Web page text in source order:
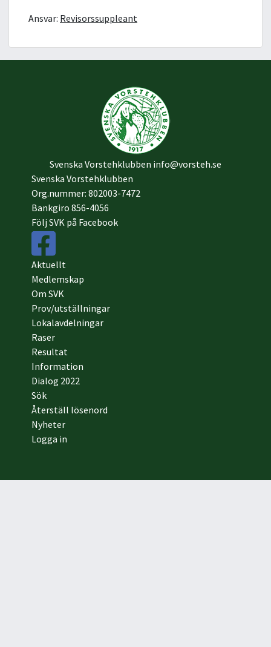
Ansvar: Revisorssuppleant
Svenska Vorstehklubben info@vorsteh.se
Svenska Vorstehklubben
Org.nummer: 802003-7472
Bankgiro 856-4056
Följ SVK på Facebook
Aktuellt
Medlemskap
Om SVK
Prov/utställningar
Lokalavdelningar
Raser
Resultat
Information
Dialog 2022
Sök
Återställ lösenord
Nyheter
Logga in